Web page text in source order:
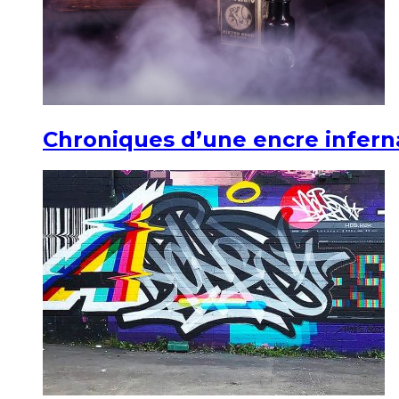
Chroniques d’une encre